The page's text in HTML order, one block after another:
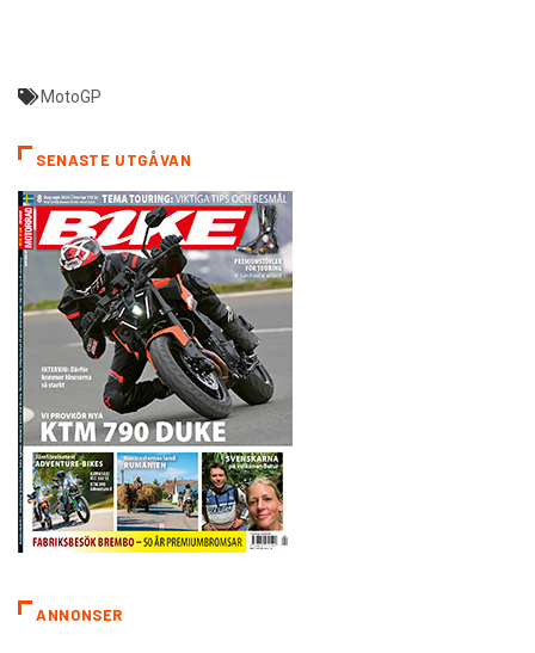
MotoGP
SENASTE UTGÅVAN
ANNONSER